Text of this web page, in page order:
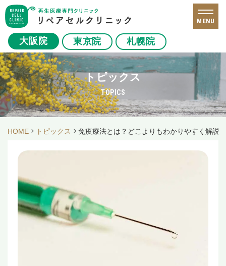
大阪院 東京院 札幌院
MENU
トピックス
TOPICS
HOME トピックス 免疫療法とは？どこよりもわかりやすく解説